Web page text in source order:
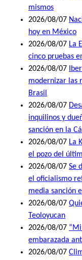
mismos
2026/08/07
hoy en México
2026/08/07 La
cinco pruebas
2026/08/07
modernizar las
Brasil
2026/08/07
inquilinos y
sanción en la
2026/08/07 La
el pozo del
2026/08/07 Se
el oficialismo
media sanción
2026/08/07
Teoloyucan
2026/08/07
embarazada
2026/08/07